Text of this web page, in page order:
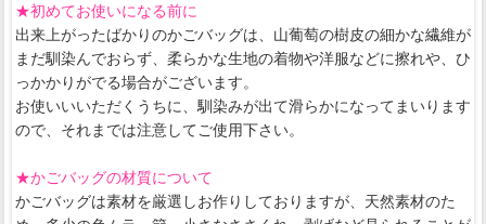
★初めてお使いになる前に
出来上がったばかりのかごバッグは、山葡萄の樹皮の細かな繊維が
まだ馴染んでおらず、柔らかな生地の着物や洋服などに擦れや、ひ
っかかりがでる場合がございます。
お使いいいただくうちに、馴染みが出て滑らかになってまいります
ので、それまでは注意してご使用下さい。
★かごバッグの材質について
かごバッグは素材を厳選しお作りしておりますが、天然素材のた